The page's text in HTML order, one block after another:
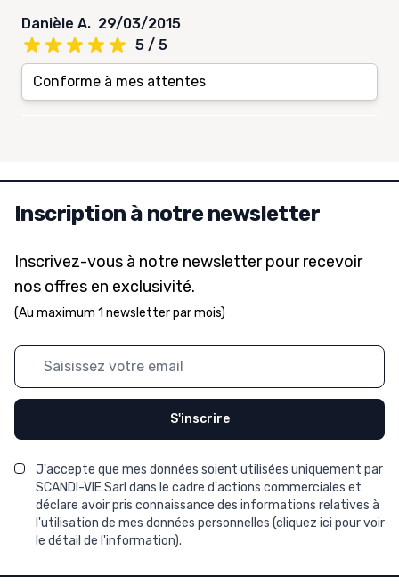
Danièle A. 29/03/2015
5 / 5
Conforme à mes attentes
Inscription à notre newsletter
Inscrivez-vous à notre newsletter pour recevoir
nos offres en exclusivité.
(Au maximum 1 newsletter par mois)
Adresse mail
S'inscrire
J'accepte que mes données soient utilisées uniquement par
SCANDI-VIE Sarl dans le cadre d'actions commerciales et
déclare avoir pris connaissance des informations relatives à
l'utilisation de mes données personnelles (cliquez ici pour voir
le détail de l'information).